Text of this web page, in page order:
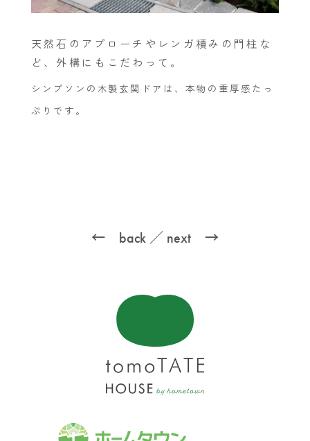
天然石のアプローチやレンガ積みの門柱な
ど、外構にもこだわって。
シンプソンの木製玄関ドアは、本物の重厚感たっ
ぷりです。
← back ／ next →